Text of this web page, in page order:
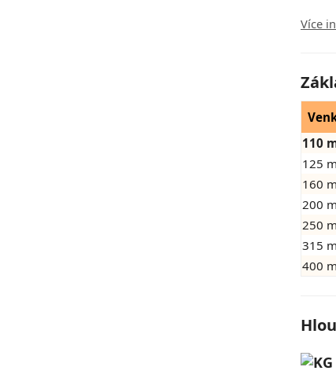
Více
110
125
160
200
250
315
400